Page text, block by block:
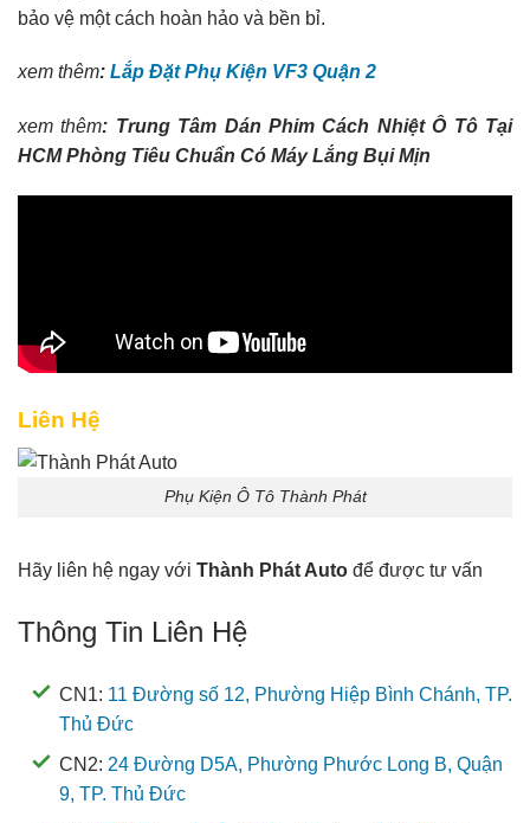
bảo vệ một cách hoàn hảo và bền bỉ.
xem thêm: Lắp Đặt Phụ Kiện VF3 Quận 2
xem thêm: Trung Tâm Dán Phim Cách Nhiệt Ô Tô Tại
HCM Phòng Tiêu Chuẩn Có Máy Lắng Bụi Mịn
Liên Hệ
Phụ Kiện Ô Tô Thành Phát
Hãy liên hệ ngay với Thành Phát Auto để được tư vấn
Thông Tin Liên Hệ
CN1: 11 Đường số 12, Phường Hiệp Bình Chánh, TP.
Thủ Đức
CN2: 24 Đường D5A, Phường Phước Long B, Quận
9, TP. Thủ Đức